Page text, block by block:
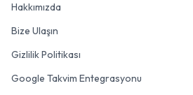
Hakkımızda
Bize Ulaşın
Gizlilik Politikası
Google Takvim Entegrasyonu